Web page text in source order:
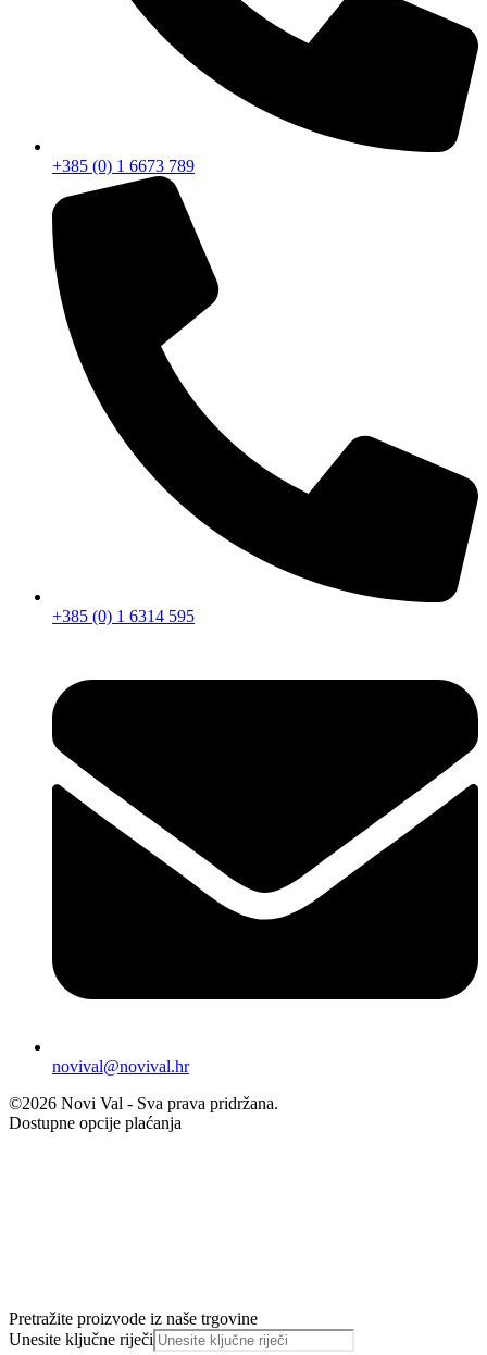
+385 (0) 1 6673 789
+385 (0) 1 6314 595
novival@novival.hr
©2026 Novi Val - Sva prava pridržana.
Dostupne opcije plaćanja
Pretražite proizvode iz naše trgovine
Unesite ključne riječi